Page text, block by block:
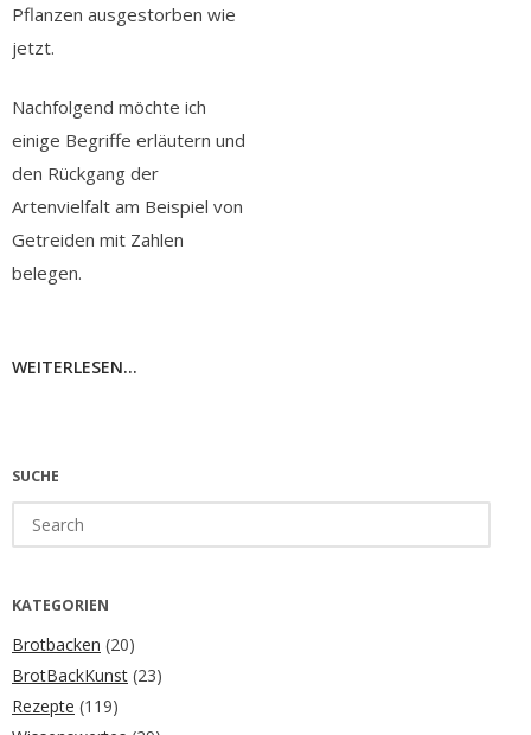
Pflanzen ausgestorben wie
jetzt.
Nachfolgend möchte ich
einige Begriffe erläutern und
den Rückgang der
Artenvielfalt am Beispiel von
Getreiden mit Zahlen
belegen.
WEITERLESEN...
SUCHE
for:
KATEGORIEN
Brotbacken (20)
BrotBackKunst (23)
Rezepte (119)